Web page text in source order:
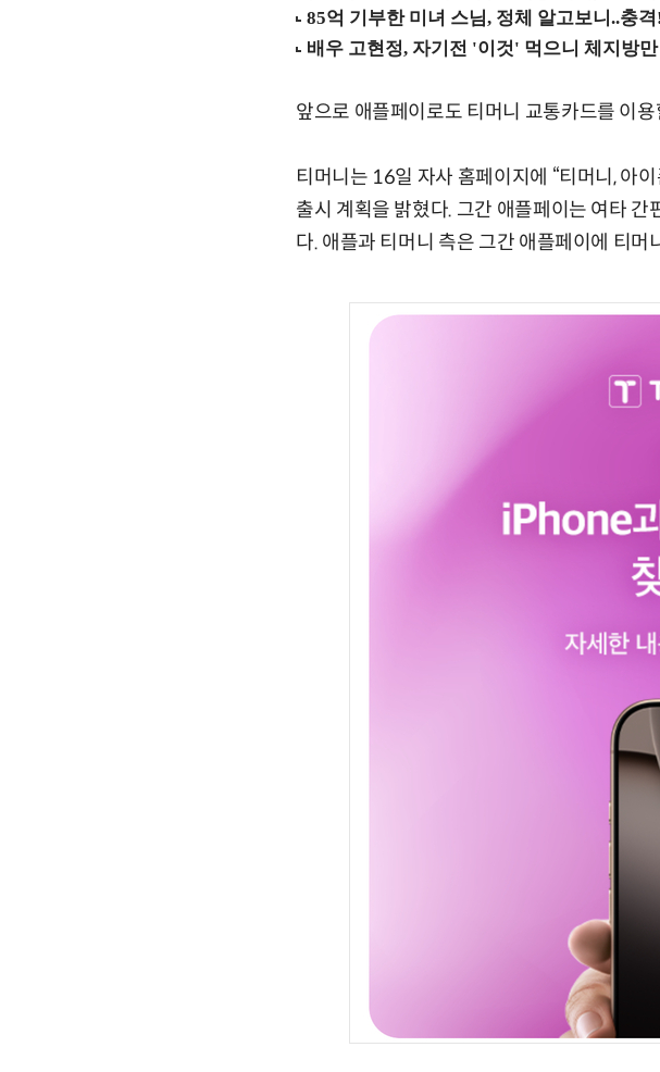
앞으로 애플페이로도 티머니 교통카드를 이
티머니는 16일 자사 홈페이지에 “티머니, 아
출시 계획을 밝혔다. 그간 애플페이는 여타
다. 애플과 티머니 측은 그간 애플페이에 티